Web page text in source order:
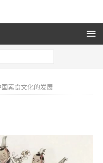
国素食文化的发展